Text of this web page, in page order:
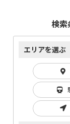
検索
エリアを選ぶ